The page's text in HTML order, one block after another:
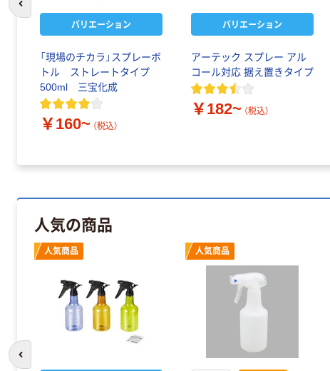
バリエーション
「現場のチカラ」スプレーボ
トル ストレートタイプ
500ml 三宝化成
￥160~ （税込）
バリエーション
アーテック スプレー アル
コール対応 据え置きタイプ
￥182~ （税込）
前のスライドへ
人気の商品
人気商品 人気商品